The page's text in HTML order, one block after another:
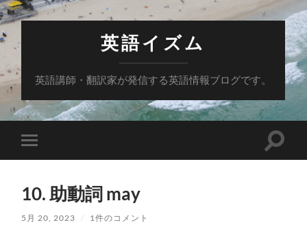
英語イズム
英語講師・翻訳家が発信する英語情報ブログです。
モ
バ
メ
ュ
検
10. 助動詞 may
5月 20, 2023 / 1件のコメント